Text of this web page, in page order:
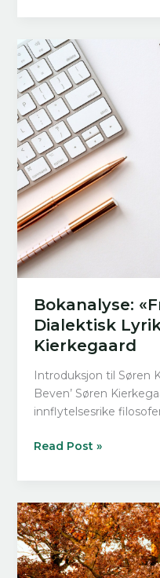
Kierkegaards
«Avsluttende
uvitenskaplig
etterskrift
til
de
philosophiske
smuler»
Bokanalyse:
Dialektisk
Kierkegaard
Introduksjon til Søren
Beven’ Søren
innflytelsesrike
Bokanalyse:
og
Beven
–
Dialektisk
Lyrikk»
av
Read Post »